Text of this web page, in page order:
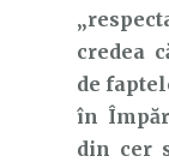
credea
de
în
din cer